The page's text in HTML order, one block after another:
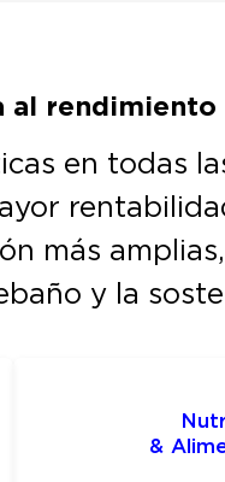
al
en todas
más
y la
&